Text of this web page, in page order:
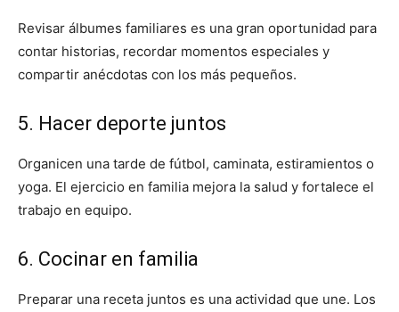
Revisar álbumes familiares es una gran oportunidad para
contar historias, recordar momentos especiales y
compartir anécdotas con los más pequeños.
5. Hacer deporte juntos
Organicen una tarde de fútbol, caminata, estiramientos o
yoga. El ejercicio en familia mejora la salud y fortalece el
trabajo en equipo.
6. Cocinar en familia
Preparar una receta juntos es una actividad que une. Los